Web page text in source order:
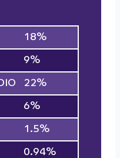
18%
9%
22%
6%
1.5%
0.94%